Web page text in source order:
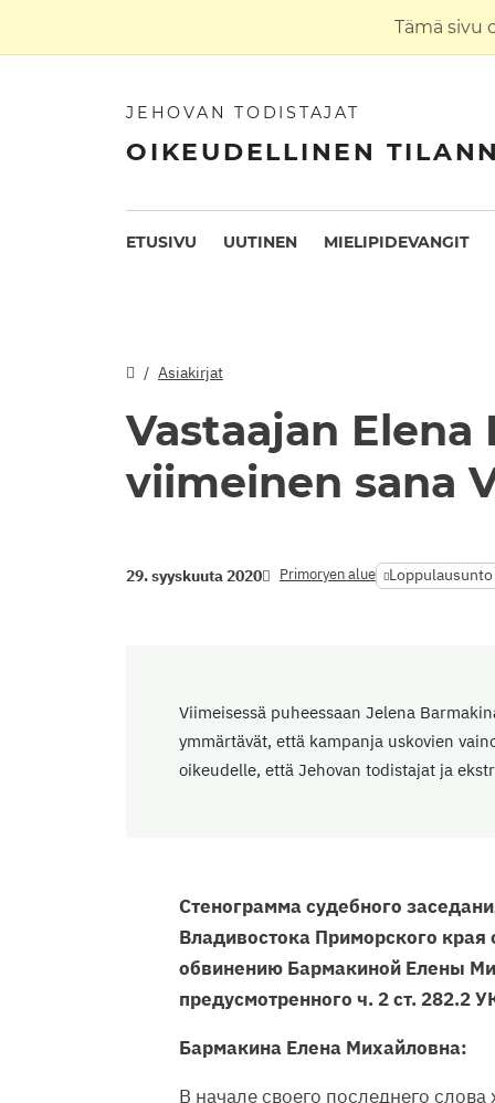
Tämä sivu
JEHOVAN TODISTAJAT
OIKEUDELLINEN
ETUSIVU UUTINEN MIELIPIDEVANGIT
Asiakirjat
Vastaajan
viimeinen sana
29. syyskuuta 2020 Primoryen alue Loppulausunto
Viimeisessä puheessaan Jelena
ymmärtävät, että kampanja uskovien
oikeudelle, että Jehovan todistajat ja
Стенограмма судебного
Владивостока Приморского
обвинению Бармакиной Елены
предусмотренного ч. 2 ст. 282.2
Бармакина Елена Михайловна:
В начале своего последнего